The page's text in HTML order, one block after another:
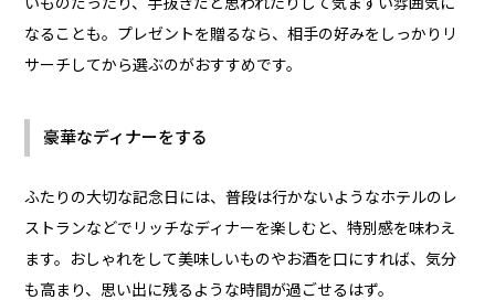
なることも。プレゼントを贈るなら、相手の好みをしっかりリ
サーチしてから選ぶのがおすすめです。
豪華なディナーをする
ふたりの大切な記念日には、普段は行かないようなホテルのレ
ストランなどでリッチなディナーを楽しむと、特別感を味わえ
ます。おしゃれをして美味しいものやお酒を口にすれば、気分
も高まり、思い出に残るような時間が過ごせるはず。